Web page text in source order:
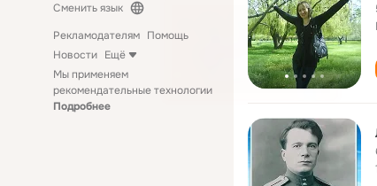
Сменить язык
Рекламодателям Помощь
Новости Ещё
Мы применяем
рекомендательные технологии
Подробнее